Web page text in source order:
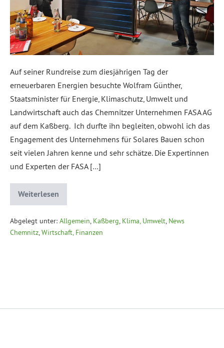
Auf seiner Rundreise zum diesjährigen Tag der
erneuerbaren Energien besuchte Wolfram Günther,
Staatsminister für Energie, Klimaschutz, Umwelt und
Landwirtschaft auch das Chemnitzer Unternehmen FASA AG
auf dem Kaßberg. Ich durfte ihn begleiten, obwohl ich das
Engagement des Unternehmens für Solares Bauen schon
seit vielen Jahren kenne und sehr schätze. Die Expertinnen
und Experten der FASA […]
Weiterlesen
Abgelegt unter: Allgemein Kaßberg Klima, Umwelt News
Chemnitz Wirtschaft, Finanzen